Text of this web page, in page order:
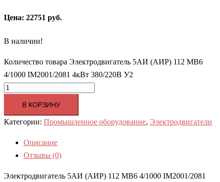
Цена: 22751 руб.
В наличии!
Количество товара Электродвигатель 5АИ (АИР) 112 MВ6
4/1000 IM2001/2081 4кВт 380/220В У2
В КОРЗИНУ
Категории: Промышленное оборудование, Электродвигатели
Описание
Отзывы (0)
Электродвигатель 5АИ (АИР) 112 MВ6 4/1000 IM2001/2081